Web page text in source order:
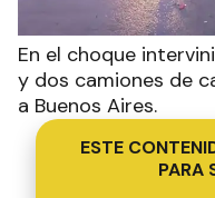
En el choque
y dos camiones de
a Buenos Aires.
ESTE
PARA